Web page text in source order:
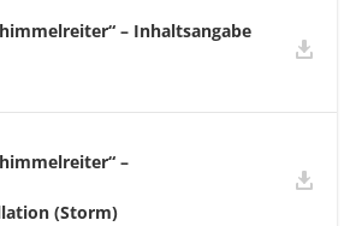
– Inhaltsangabe
–
(Storm)